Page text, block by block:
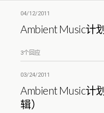
04/12/2011
Ambient Music计
3个回应
03/24/2011
Ambient Music计
辑）